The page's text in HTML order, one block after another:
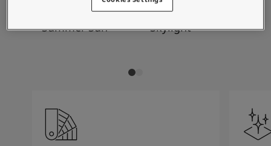
ค้นหาร้านตัวแทนจำหน่าย
เอกสารข้อมูลทางเทคนิค
Summer Sun
1624
Skylight